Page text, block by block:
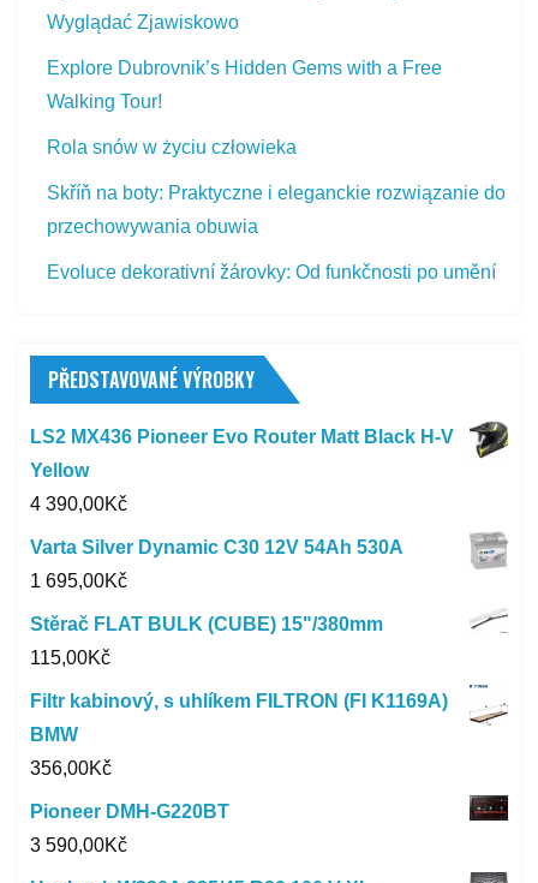
Wyglądać Zjawiskowo
Explore Dubrovnik’s Hidden Gems with a Free
Walking Tour!
Rola snów w życiu człowieka
Skříň na boty: Praktyczne i eleganckie rozwiązanie do
przechowywania obuwia
Evoluce dekorativní žárovky: Od funkčnosti po umění
PŘEDSTAVOVANÉ VÝROBKY
LS2 MX436 Pioneer Evo Router Matt Black H-V
Yellow
4 390,00Kč
Varta Silver Dynamic C30 12V 54Ah 530A
1 695,00Kč
Stěrač FLAT BULK (CUBE) 15"/380mm
115,00Kč
Filtr kabinový, s uhlíkem FILTRON (FI K1169A)
BMW
356,00Kč
Pioneer DMH-G220BT
3 590,00Kč